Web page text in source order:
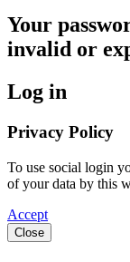
Your
invalid or
Log in
Privacy Policy
To use social login
of your data by this
Accept
Close